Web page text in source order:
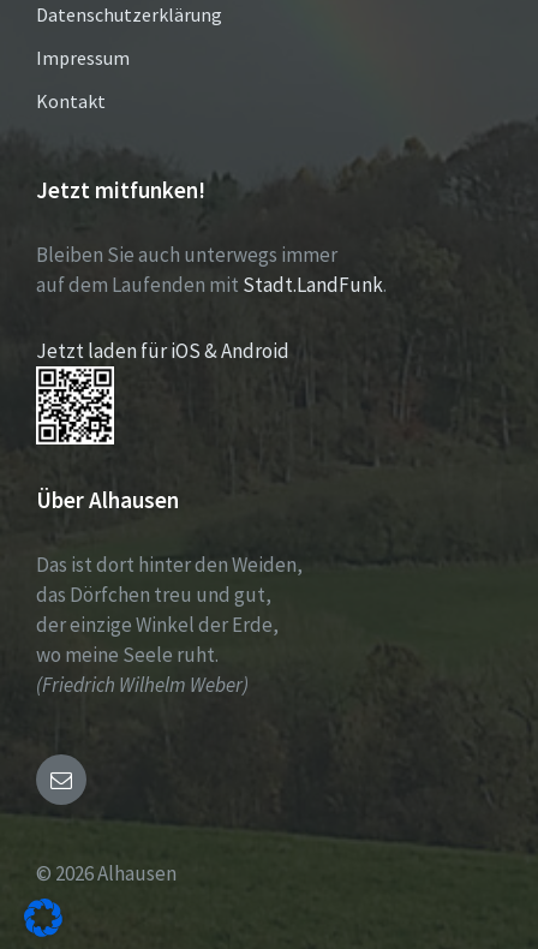
Datenschutzerklärung
Impressum
Kontakt
Jetzt mitfunken!
Bleiben Sie auch unterwegs immer
auf dem Laufenden mit Stadt.LandFunk.
Jetzt laden für iOS & Android
Über Alhausen
Das ist dort hinter den Weiden,
das Dörfchen treu und gut,
der einzige Winkel der Erde,
wo meine Seele ruht.
(Friedrich Wilhelm Weber)
Email
© 2026 Alhausen